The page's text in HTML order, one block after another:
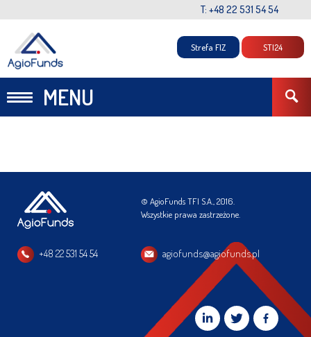
T: +48 22 531 54 54
MENU
Strefa FIZ STI24
© AgioFunds TFI S.A., 2016.
Wszystkie prawa zastrzeżone.
+48 22 531 54 54 agiofunds@agiofunds.pl